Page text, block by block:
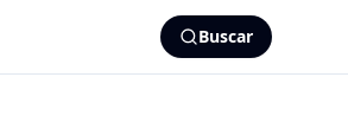
Buscar